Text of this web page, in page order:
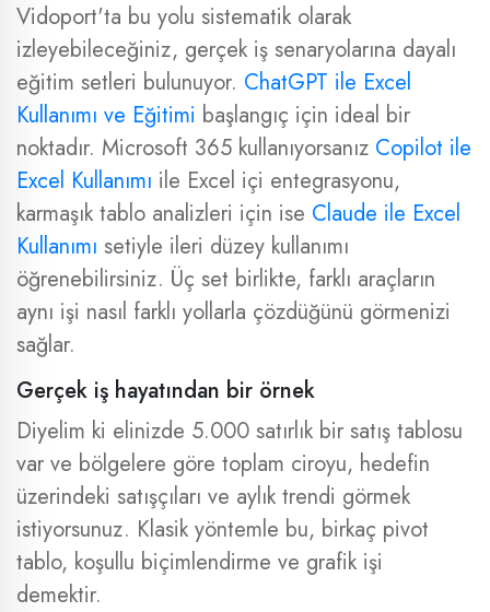
Vidoport'ta bu yolu sistematik olarak
izleyebileceğiniz, gerçek iş senaryolarına dayalı
eğitim setleri bulunuyor. ChatGPT ile Excel
Kullanımı ve Eğitimi başlangıç için ideal bir
noktadır. Microsoft 365 kullanıyorsanız Copilot ile
Excel Kullanımı ile Excel içi entegrasyonu,
karmaşık tablo analizleri için ise Claude ile Excel
Kullanımı setiyle ileri düzey kullanımı
öğrenebilirsiniz. Üç set birlikte, farklı araçların
aynı işi nasıl farklı yollarla çözdüğünü görmenizi
sağlar.
Gerçek iş hayatından bir örnek
Diyelim ki elinizde 5.000 satırlık bir satış tablosu
var ve bölgelere göre toplam ciroyu, hedefin
üzerindeki satışçıları ve aylık trendi görmek
istiyorsunuz. Klasik yöntemle bu, birkaç pivot
tablo, koşullu biçimlendirme ve grafik işi
demektir.